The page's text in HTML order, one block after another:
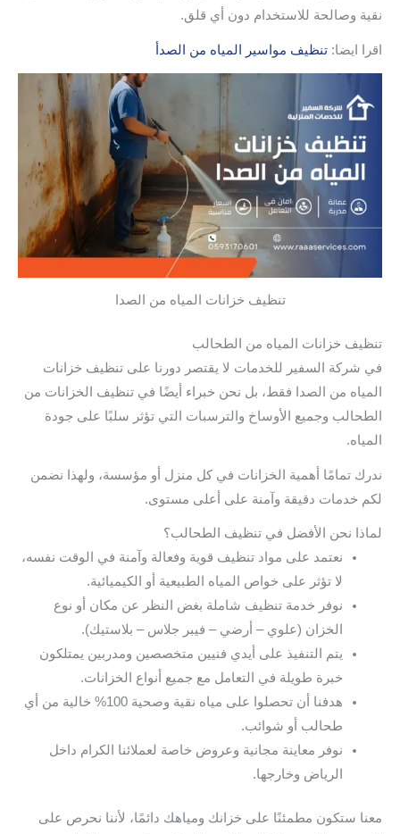
نقية وصالحة للاستخدام دون أي قلق.
اقرا ايضا: تنظيف مواسير المياه من الصدأ
تنظيف خزانات المياه من الصدا
تنظيف خزانات المياه من الطحالب
في شركة السفير للخدمات لا يقتصر دورنا على تنظيف خزانات
المياه من الصدا فقط، بل نحن خبراء أيضًا في تنظيف الخزانات من
الطحالب وجميع الأوساخ والترسبات التي تؤثر سلبًا على جودة
المياه.
ندرك تمامًا أهمية الخزانات في كل منزل أو مؤسسة، ولهذا نضمن
لكم خدمات دقيقة وآمنة على أعلى مستوى.
لماذا نحن الأفضل في تنظيف الطحالب؟
نعتمد على مواد تنظيف قوية وفعالة وآمنة في الوقت نفسه،
لا تؤثر على خواص المياه الطبيعية أو الكيميائية.
نوفر خدمة تنظيف شاملة بغض النظر عن مكان أو نوع
الخزان (علوي – أرضي – فيبر جلاس – بلاستيك).
يتم التنفيذ على أيدي فنيين متخصصين ومدربين يمتلكون
خبرة طويلة في التعامل مع جميع أنواع الخزانات.
هدفنا أن تحصلوا على مياه نقية وصحية 100% خالية من أي
طحالب أو شوائب.
نوفر معاينة مجانية وعروض خاصة لعملائنا الكرام داخل
الرياض وخارجها.
معنا ستكون مطمئنًا على خزانك ومياهك دائمًا، لأننا نحرص على